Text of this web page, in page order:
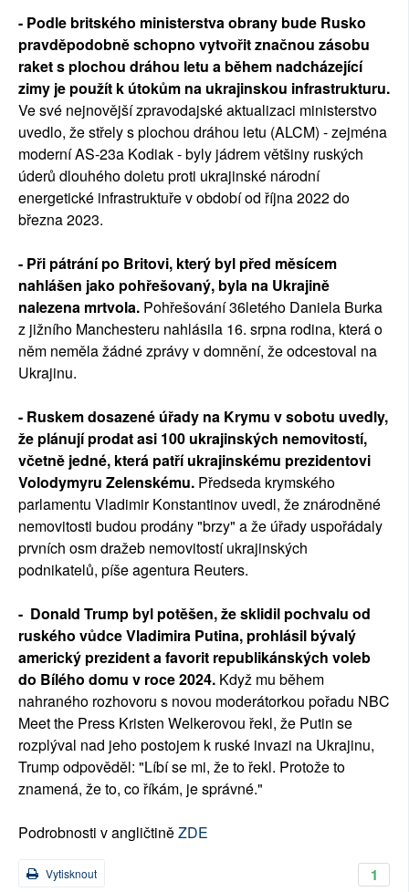
- Podle britského ministerstva obrany bude Rusko
pravděpodobně schopno vytvořit značnou zásobu
raket s plochou dráhou letu a během nadcházející
zimy je použít k útokům na ukrajinskou infrastrukturu.
Ve své nejnovější zpravodajské aktualizaci ministerstvo
uvedlo, že střely s plochou dráhou letu (ALCM) - zejména
moderní AS-23a Kodiak - byly jádrem většiny ruských
úderů dlouhého doletu proti ukrajinské národní
energetické infrastruktuře v období od října 2022 do
března 2023.
- Při pátrání po Britovi, který byl před měsícem
nahlášen jako pohřešovaný, byla na Ukrajině
nalezena mrtvola. Pohřešování 36letého Daniela Burka
z jižního Manchesteru nahlásila 16. srpna rodina, která o
něm neměla žádné zprávy v domnění, že odcestoval na
Ukrajinu.
- Ruskem dosazené úřady na Krymu v sobotu uvedly,
že plánují prodat asi 100 ukrajinských nemovitostí,
včetně jedné, která patří ukrajinskému prezidentovi
Volodymyru Zelenskému. Předseda krymského
parlamentu Vladimir Konstantinov uvedl, že znárodněné
nemovitosti budou prodány "brzy" a že úřady uspořádaly
prvních osm dražeb nemovitostí ukrajinských
podnikatelů, píše agentura Reuters.
- Donald Trump byl potěšen, že sklidil pochvalu od
ruského vůdce Vladimira Putina, prohlásil bývalý
americký prezident a favorit republikánských voleb
do Bílého domu v roce 2024. Když mu během
nahraného rozhovoru s novou moderátorkou pořadu NBC
Meet the Press Kristen Welkerovou řekl, že Putin se
rozplýval nad jeho postojem k ruské invazi na Ukrajinu,
Trump odpověděl: "Líbí se mi, že to řekl. Protože to
znamená, že to, co říkám, je správné."
Podrobnosti v angličtiněZDE
1
Vytisknout